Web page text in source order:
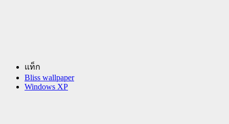
แท็ก
Bliss wallpaper
Windows XP